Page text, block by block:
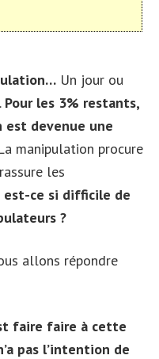
Un jour ou
Pour les 3% restants,
est devenue une
manipulation procure
les
est-ce si difficile de
?
allons répondre
faire faire à cette
pas l’intention de